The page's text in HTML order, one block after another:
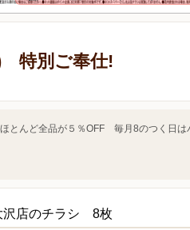
特別ご奉仕!
とんど全品が５％OFF 毎月8のつく日は
沢店のチラシ 8枚